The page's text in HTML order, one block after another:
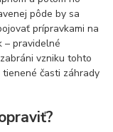
pôde by sa
prípravkami na
– pravidelné
vzniku tohto
časti záhrady